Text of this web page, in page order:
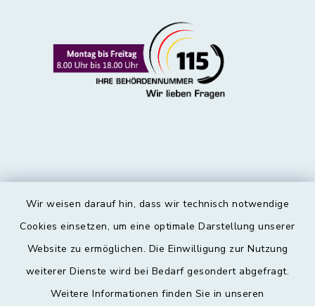
Wir weisen darauf hin, dass wir technisch notwendige
Cookies einsetzen, um eine optimale Darstellung unserer
Website zu ermöglichen. Die Einwilligung zur Nutzung
weiterer Dienste wird bei Bedarf gesondert abgefragt.
Weitere Informationen finden Sie in unseren
Kontakt
Datenschutz